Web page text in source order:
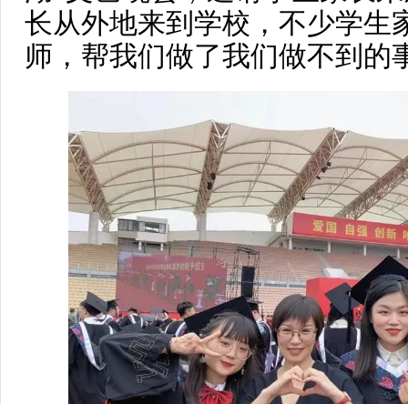
长从外地来到学校，不少学生
师，帮我们做了我们做不到的